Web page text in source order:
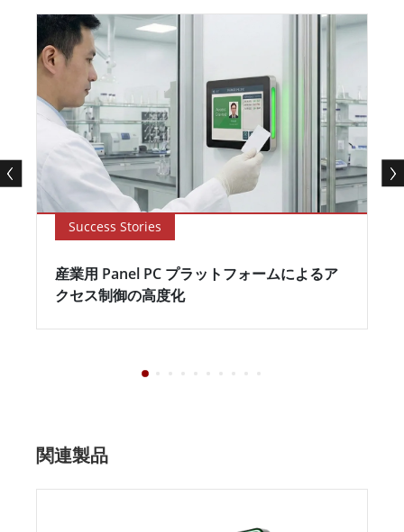
Success Stories
産業用 Panel PC プラットフォームによるア
クセス制御の高度化
関連製品